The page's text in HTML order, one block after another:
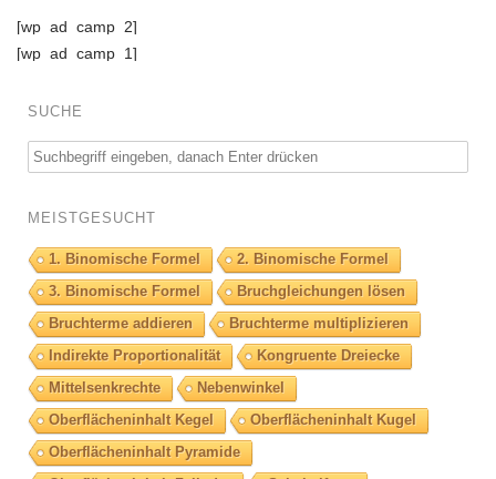
[wp_ad_camp_2]
[wp_ad_camp_1]
SUCHE
MEISTGESUCHT
1. Binomische Formel
2. Binomische Formel
3. Binomische Formel
Bruchgleichungen lösen
Bruchterme addieren
Bruchterme multiplizieren
Indirekte Proportionalität
Kongruente Dreiecke
Mittelsenkrechte
Nebenwinkel
Oberflächeninhalt Kegel
Oberflächeninhalt Kugel
Oberflächeninhalt Pyramide